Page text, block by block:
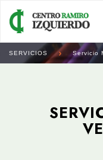
SERVICIOS Servicio